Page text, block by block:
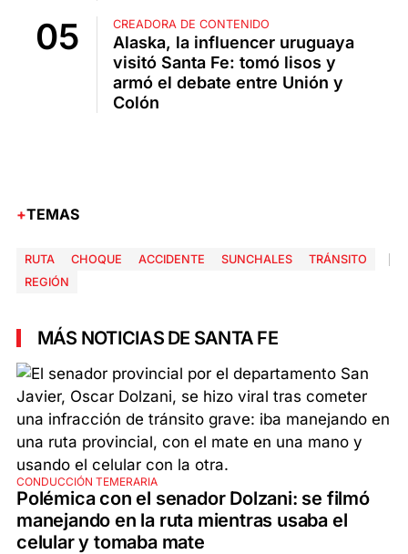
CREADORA DE CONTENIDO
Alaska, la influencer uruguaya
visitó Santa Fe: tomó lisos y
armó el debate entre Unión y
Colón
TEMAS
RUTA CHOQUE ACCIDENTE SUNCHALES
TRÁNSITO
REGIÓN
MÁS NOTICIAS DE SANTA FE
CONDUCCIÓN TEMERARIA
Polémica con el senador Dolzani: se filmó
manejando en la ruta mientras usaba el
celular y tomaba mate